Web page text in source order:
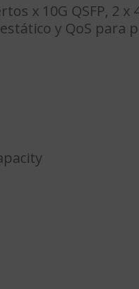
x 10G QSFP, 2
y QoS para